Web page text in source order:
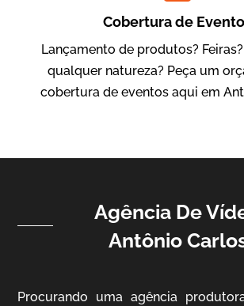
IBCC
Vídeo Institucional
Vídeo Institucional
Cobertura de
Lançamento de produtos?
qualquer natureza? Peça um
cobertura de eventos aqui em
Agência De
Antônio
Procurando uma agência